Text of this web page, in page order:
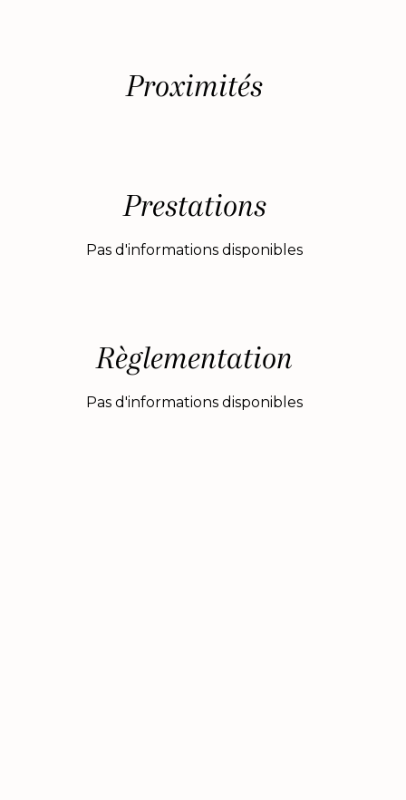
Proximités
Prestations
Pas d'informations disponibles
Règlementation
Pas d'informations disponibles